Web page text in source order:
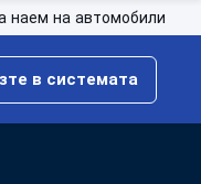
наем на автомобили
в системата